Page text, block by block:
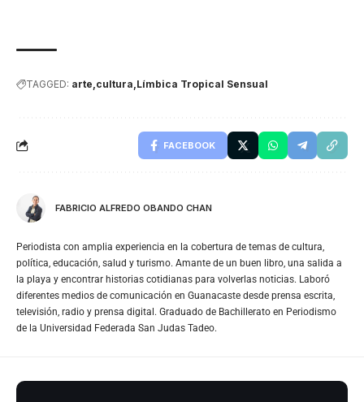
TAGGED: arte cultura Límbica Tropical Sensual
FACEBOOK
FABRICIO ALFREDO OBANDO CHAN
Periodista con amplia experiencia en la cobertura de temas de cultura,
política, educación, salud y turismo. Amante de un buen libro, una salida a
la playa y encontrar historias cotidianas para volverlas noticias. Laboró
diferentes medios de comunicación en Guanacaste desde prensa escrita,
televisión, radio y prensa digital. Graduado de Bachillerato en Periodismo
de la Universidad Federada San Judas Tadeo.